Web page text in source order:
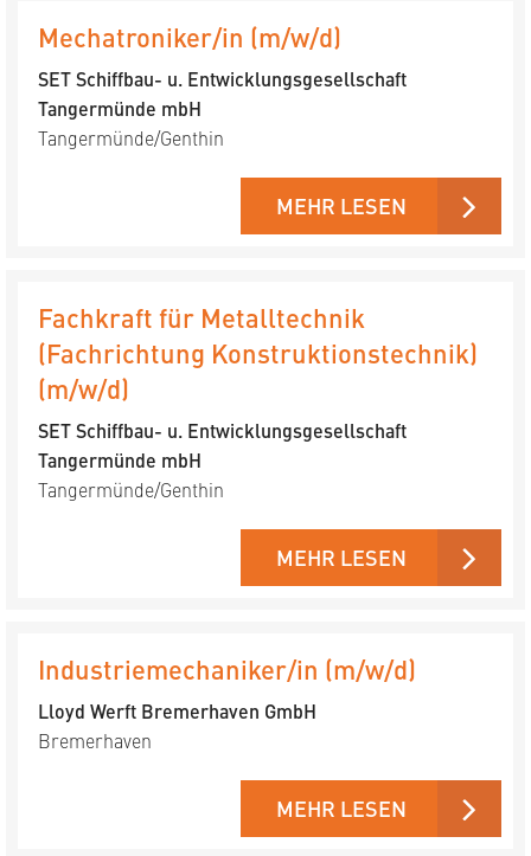
Mechatroniker/in (m/w/d)
SET Schiffbau- u. Entwicklungs­gesellschaft
Tangermünde mbH
Tangermünde/Genthin
MEHR LESEN
Fachkraft für Metalltechnik
(Fachrichtung Konstruktionstechnik)
(m/w/d)
SET Schiffbau- u. Entwicklungs­gesellschaft
Tangermünde mbH
Tangermünde/Genthin
MEHR LESEN
Industriemechaniker/in (m/w/d)
Lloyd Werft Bremerhaven GmbH
Bremerhaven
MEHR LESEN